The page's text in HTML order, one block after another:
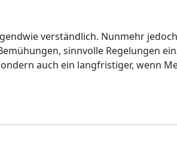
verständlich. Nunmehr
sinnvolle Regelungen
auch ein langfristiger, wenn